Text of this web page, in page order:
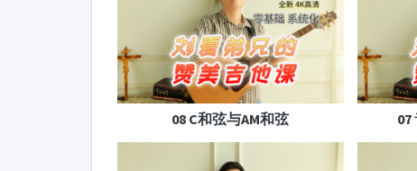
08 C和弦与AM和弦 07